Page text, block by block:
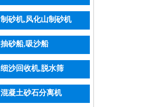
制砂机,风化山制砂机
抽砂船,吸沙船
细沙回收机,脱水筛
混凝土砂石分离机